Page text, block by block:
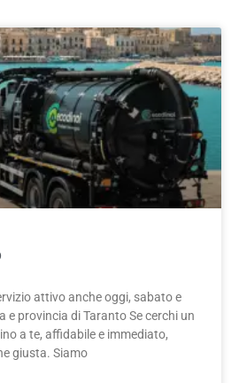
attivo anche oggi, sabato e
e provincia di Taranto Se cerchi un
a te, affidabile e immediato,
giusta. Siamo